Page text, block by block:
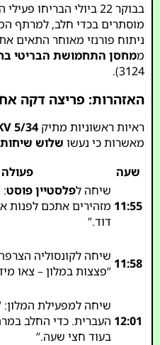
בבוקר 22 ביולי הבריחו פעילי האצ”ל
מוסתרים בכדי חלב, למרתף
ניתוח פורנזי מאוחר התאים את
ממחסן התחמושת הבריטי
3124).
האזהרות: פריצה דקה
ראיות ראשוניות מתיק5/34
מאשרות כי נעשו שלוש
שעה
פעולה
11:55
שיחה לפלסטיין פוסט:
מזהירים אתכם לפנות
דוד.”
11:58 שיחה לקונסוליה
“פצצות במלון – צאו
12:01
שיחה למפעילת
העברית. כדי החלב
בעוד חצי שעה.”